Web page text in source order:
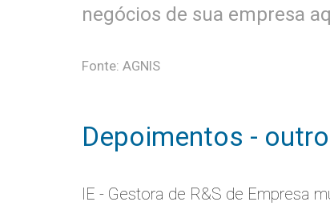
negócios de sua empresa
Fonte: AGNIS
Depoimentos -
IE - Gestora de R&S de Empresa